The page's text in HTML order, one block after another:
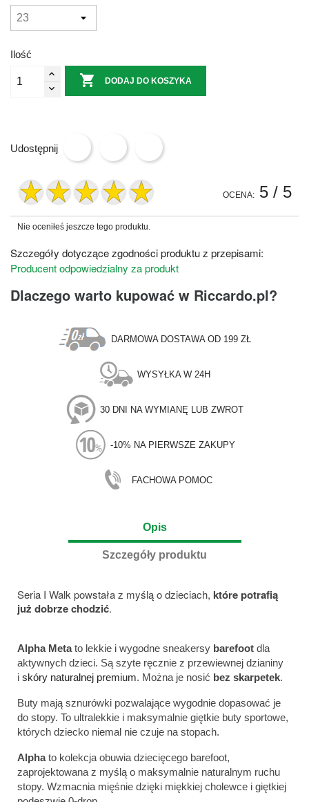
Ilość
 DODAJ DO KOSZYKA
Udostępnij
OCENA: 5 / 5
Nie oceniłeś jeszcze tego produktu.
Szczegóły dotyczące zgodności produktu z przepisami:
Producent odpowiedzialny za produkt
Dlaczego warto kupować w Riccardo.pl?
DARMOWA DOSTAWA OD 199 ZŁ
WYSYŁKA W 24H
30 DNI NA WYMIANĘ LUB ZWROT
-10% NA PIERWSZE ZAKUPY
FACHOWA POMOC
Opis
Szczegóły produktu
Seria I Walk powstała z myślą o dzieciach, które potrafią
już dobrze chodzić.
Alpha Metato lekkie i wygodne sneakersy barefoot dla
aktywnych dzieci. Są szyte ręcznie z przewiewnej dzianiny
i skóry naturalnej premium. Można je nosić bez skarpetek.
Buty mają sznurówki pozwalające wygodnie dopasować je
do stopy. To ultralekkie i maksymalnie giętkie buty sportowe,
których dziecko niemal nie czuje na stopach.
Alphato kolekcja obuwia dziecięcego barefoot,
zaprojektowana z myślą o maksymalnie naturalnym ruchu
stopy. Wzmacnia mięśnie dzięki miękkiej cholewce i giętkiej